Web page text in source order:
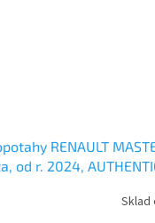
RENAULT
od r. 2024,
Sklad